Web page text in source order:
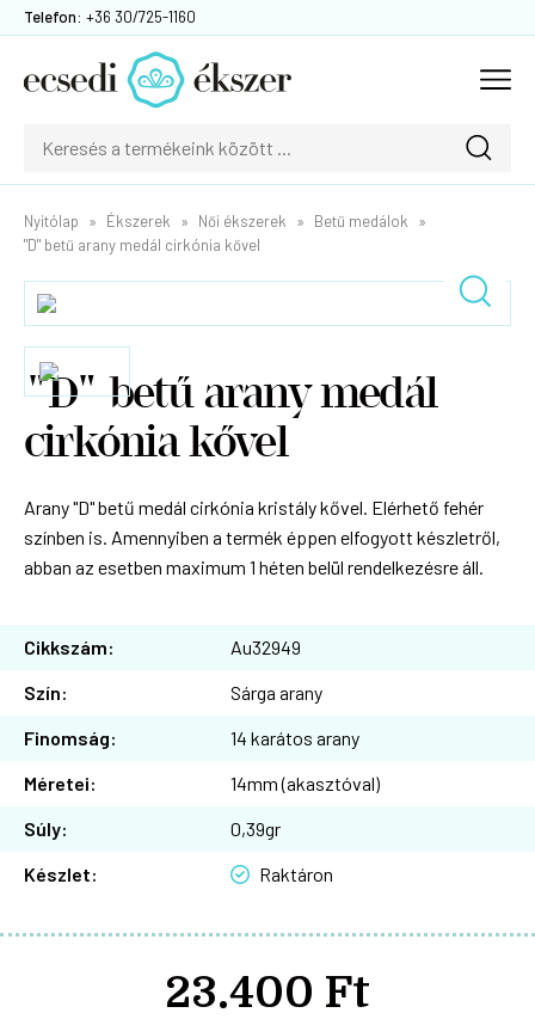
Telefon: +36 30/725-1160
Nyitólap Ékszerek Női ékszerek
Betű medálok
"D" betű arany medál cirkónia kővel
"D" betű arany medál
cirkónia kővel
Arany "D" betű medál cirkónia kristály kővel. Elérhető fehér
színben is. Amennyiben a termék éppen elfogyott készletről,
abban az esetben maximum 1 héten belül rendelkezésre áll.
Cikkszám:
Au32949
Szín:
Sárga arany
Finomság:
14 karátos arany
Méretei:
14mm (akasztóval)
Súly:
0,39gr
Készlet:
Raktáron
23.400 Ft